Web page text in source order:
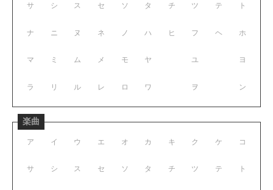
サ シ ス セ ソ
ナ ニ ヌ ネ ノ
マ ミ ム メ モ
ラ リ ル レ ロ
タ チ ツ テ ト
ハ ヒ フ ヘ ホ
ヤ ユ ヨ
ワ ヲ ン
楽曲
ア イ ウ エ オ
サ シ ス セ ソ
カ キ ク ケ コ
タ チ ツ テ ト